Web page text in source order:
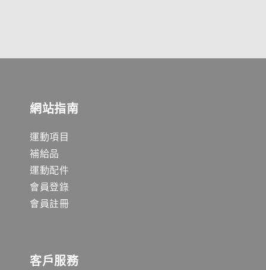
網站指南
運動項目
補給品
運動配件
會員登錄
會員註冊
客戶服務